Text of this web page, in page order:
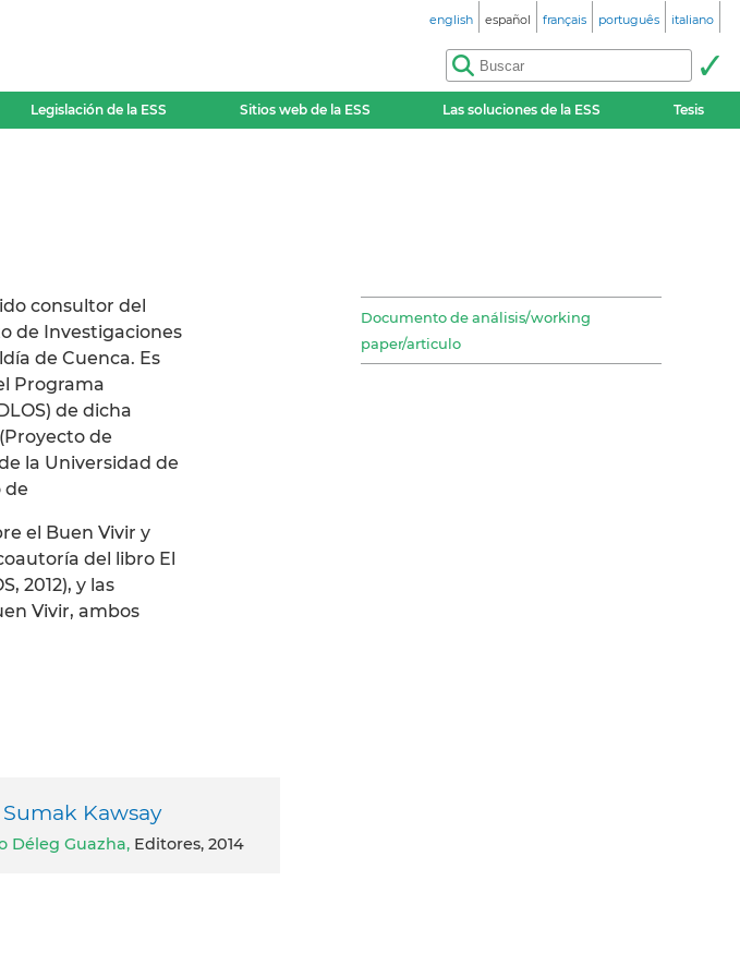
english español français português italiano
Legislación de la ESS Sitios web de la ESS Las soluciones de la ESS Tesis
consultor del
de Investigaciones
de Cuenca. Es
Programa
de dicha
de
la Universidad de
de
el Buen Vivir y
del libro El
2012), y las
Vivir, ambos
Documento de análisis/working
paper/articulo
Kawsay
Déleg Guazha, Editores, 2014